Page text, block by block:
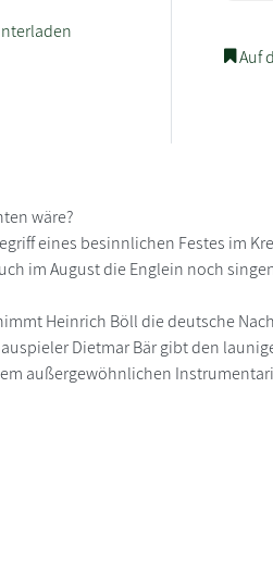
Auf
wäre?
eines besinnlichen Festes im
im August die Englein noch
Heinrich Böll die deutsche
Dietmar Bär gibt den
außergewöhnlichen